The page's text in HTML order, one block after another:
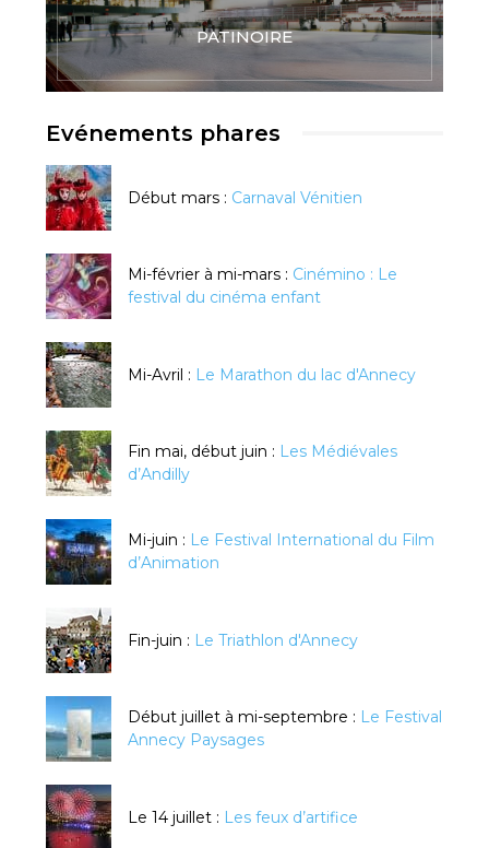
PATINOIRE
Evénements phares
Début mars : Carnaval Vénitien
Mi-février à mi-mars : Cinémino : Le
festival du cinéma enfant
Mi-Avril : Le Marathon du lac d'Annecy
Fin mai, début juin : Les Médiévales
d’Andilly
Mi-juin : Le Festival International du Film
d’Animation
Fin-juin : Le Triathlon d'Annecy
Début juillet à mi-septembre : Le Festival
Annecy Paysages
Le 14 juillet : Les feux d’artifice